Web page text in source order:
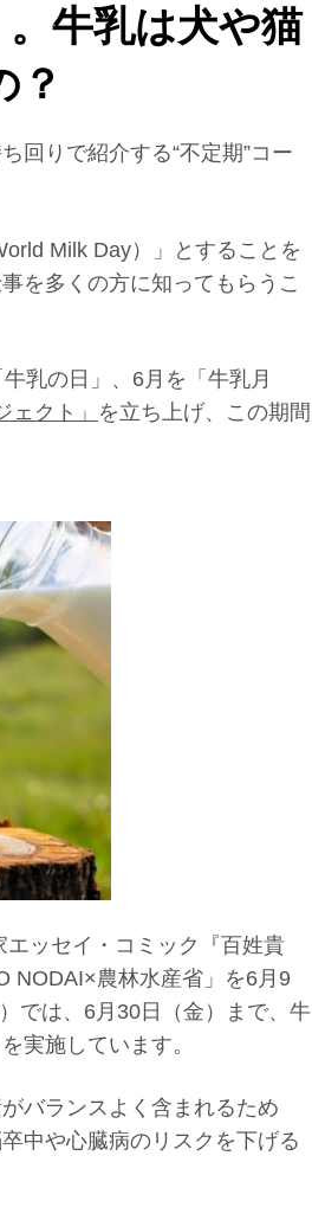
。牛乳は犬や猫
？
回りで紹介する“不定期”コー
Milk Day）」とすることを
を多くの方に知ってもらうこ
乳の日」、6月を「牛乳月
ェクト」 を立ち上げ、この期間
ッセイ・コミック『百姓貴
NODAI×農林水産省」を6月9
では、6月30日（金）まで、牛
実施しています。
バランスよく含まれるため
中や心臓病のリスクを下げる